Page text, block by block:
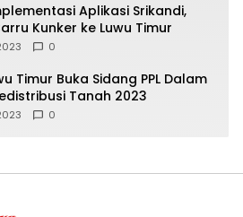
Aplikasi Srikandi,
Kunker ke Luwu Timur
0
Timur Buka Sidang PPL Dalam
Tanah 2023
0